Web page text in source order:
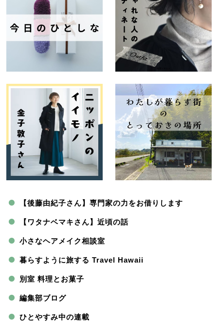
【後藤由紀子さん】専門家の力をお借りします
【ワタナベマキさん】近頃の話
小さなヘアメイク相談室
暮らすように旅する Travel Hawaii
別室 料理とお菓子
編集部ブログ
ひとやすみ中の連載